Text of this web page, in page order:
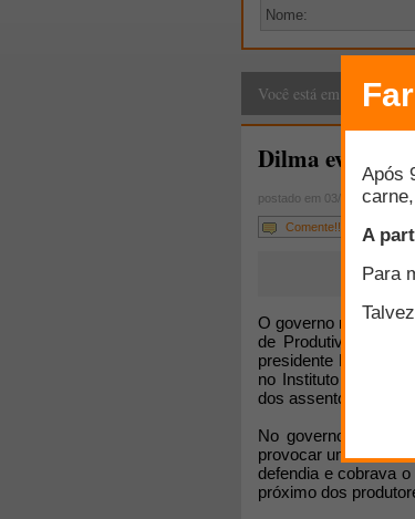
Você está em: Cadeia
Dilma evita
postado em 03/01/2012
Comente!!!
O governo não
de Produtividade
presidente Dilma
no Instituto Nacional
dos assentos rurais
No governo do
provocar um racha
defendia e cobrava
próximo dos